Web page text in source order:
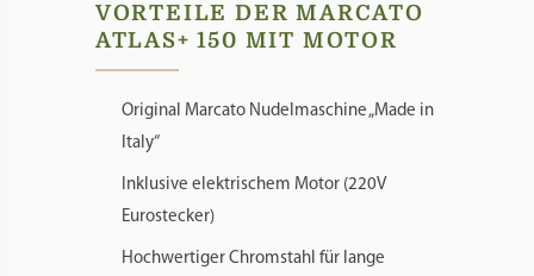
VORTEILE DER MARCATO
ATLAS+ 150 MIT MOTOR
Original Marcato Nudelmaschine „Made in
Italy“
Inklusive elektrischem Motor (220V
Eurostecker)
Hochwertiger Chromstahl für lange